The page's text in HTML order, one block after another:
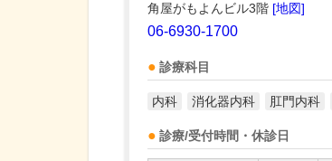
角屋がもよんビル3階 [地図]
06-6930-1700
診療科目
内科 消化器内科 肛門内科
診療/受付時間・休診日